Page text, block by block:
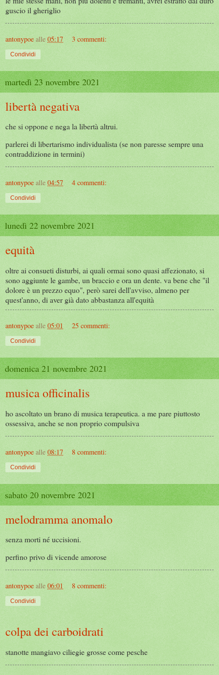
guscio il gheriglio
antonypoe alle 05:17 3 commenti:
Condividi
martedì 23 novembre 2021
libertà negativa
che si oppone e nega la libertà altrui.
parlerei di libertarismo individualista (se non paresse sempre una
contraddizione in termini)
antonypoe alle 04:57 4 commenti:
Condividi
lunedì 22 novembre 2021
equità
oltre ai consueti disturbi, ai quali ormai sono quasi affezionato, si
sono aggiunte le gambe, un braccio e ora un dente. va bene che "il
dolore è un prezzo equo", però sarei dell'avviso, almeno per
quest'anno, di aver già dato abbastanza all'equità
antonypoe alle 05:01 25 commenti:
Condividi
domenica 21 novembre 2021
musica officinalis
ho ascoltato un brano di musica terapeutica. a me pare piuttosto
ossessiva, anche se non proprio compulsiva
antonypoe alle 08:17 8 commenti:
Condividi
sabato 20 novembre 2021
melodramma anomalo
senza morti né uccisioni.
perfino privo di vicende amorose
antonypoe alle 06:01 8 commenti:
Condividi
colpa dei carboidrati
stanotte mangiavo ciliegie grosse come pesche